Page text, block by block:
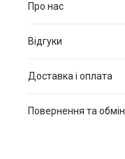
Про нас
Відгуки
Доставка і оплата
Повернення та обмін